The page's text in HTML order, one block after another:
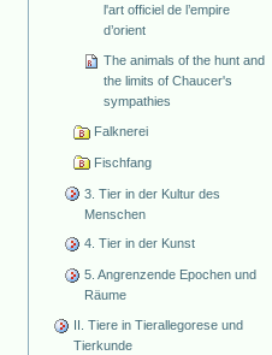
l'art officiel de l’empire
d’orient
The animals of the hunt and
the limits of Chaucer's
sympathies
Falknerei
Fischfang
3. Tier in der Kultur des
Menschen
4. Tier in der Kunst
5. Angrenzende Epochen und
Räume
II. Tiere in Tierallegorese und
Tierkunde